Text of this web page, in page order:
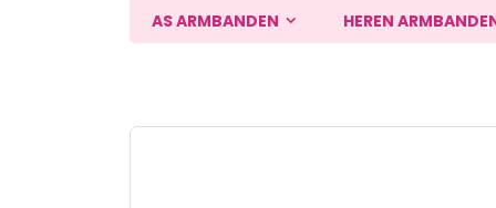
AS ARMBANDEN HEREN
Ga